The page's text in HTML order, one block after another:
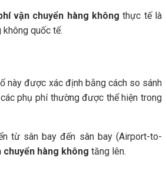
vận chuyển hàng không thực tế là
quốc tế.
này được xác định bằng cách so sánh
phụ phí thường được thể hiện trong
từ sân bay đến sân bay (Airport-to-
chuyển hàng không tăng lên.